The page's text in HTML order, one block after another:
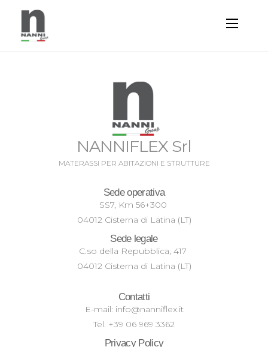
NANNIFLEX Srl
MATERASSI PER ABITAZIONI E STRUTTURE
Sede operativa
SS7, Km 56+300
04012 Cisterna di Latina (LT)
Sede legale
C.so della Repubblica, 417
04012 Cisterna di Latina (LT)
Contatti
E-mail: info@nanniflex.it
Tel. +39 06 969 3362
Privacy Policy